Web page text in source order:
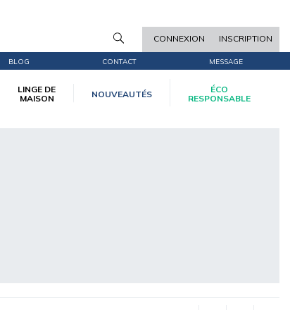
CONNEXION INSCRIPTION
BLOG CONTACT MESSAGE
LINGE DE
MAISON
NOUVEAUTÉS
ÉCO
RESPONSABLE